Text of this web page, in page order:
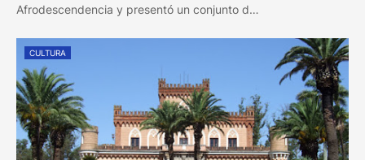
Afrodescendencia y presentó un conjunto d…
CULTURA